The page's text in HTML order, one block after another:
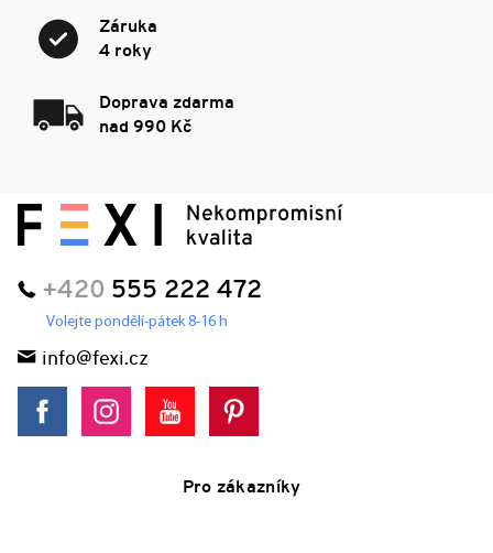
Záruka
4 roky
Doprava zdarma
nad 990 Kč
+420 555 222 472
Volejte pondělí-pátek 8-16 h
info@fexi.cz
Pro zákazníky